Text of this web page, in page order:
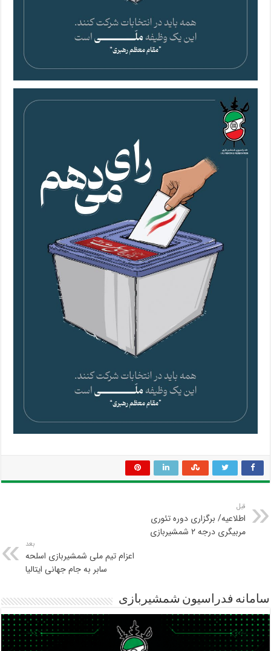
قبل
اطلاعیه/ برگزاری دوره تئوری
مربیگری درجه ۲ شمشیربازی
بعد
اعزام تیم ملی شمشیربازی اسلحه
سابر به جام جهانی ایتالیا
سامانه فدراسیون شمشیربازی